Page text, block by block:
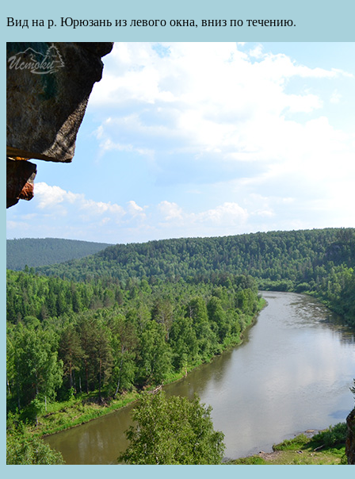
Вид на р. Юрюзань из левого окна, вниз по течению.